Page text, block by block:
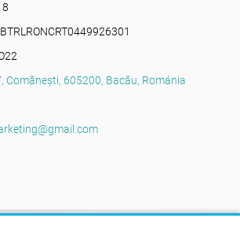
Comănești, 605200, Bacău, Románia